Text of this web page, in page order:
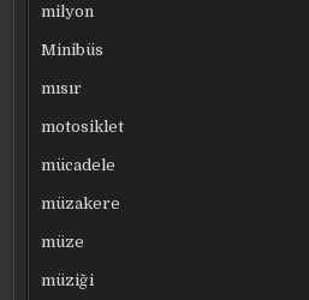
milyon
Minibüs
mısır
motosiklet
mücadele
müzakere
müze
müziği